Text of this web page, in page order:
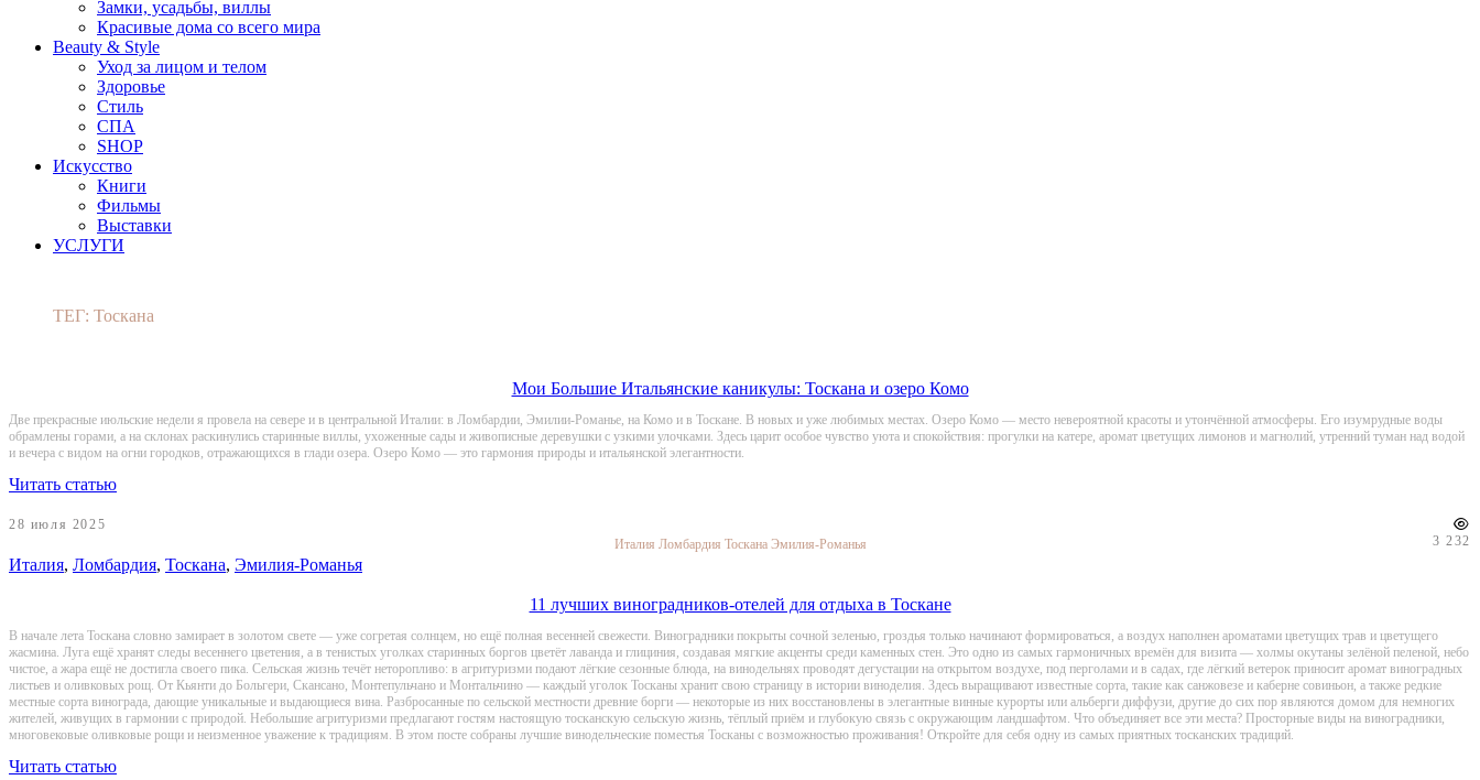
Замки, усадьбы, виллы
Красивые дома со всего мира
Beauty & Style
Уход за лицом и телом
Здоровье
Стиль
СПА
SHOP
Искусство
Книги
Фильмы
Выставки
УСЛУГИ
ТЕГ: Тоскана
Мои Большие Итальянские каникулы: Тоскана и озеро Комо
Две прекрасные июльские недели я провела на севере и в центральной Италии: в Ломбардии, Эмилии-Романье, на Комо и в Тоскане. В новых и уже любимых местах. Озеро Комо — место невероятной красоты и утончённой атмосферы. Его изумрудные воды
обрамлены горами, а на склонах раскинулись старинные виллы, ухоженные сады и живописные деревушки с узкими улочками. Здесь царит особое чувство уюта и спокойствия: прогулки на катере, аромат цветущих лимонов и магнолий, утренний туман над водой
и вечера с видом на огни городков, отражающихся в глади озера. Озеро Комо — это гармония природы и итальянской элегантности.
Читать статью
28 июля 2025
Италия Ломбардия Тоскана Эмилия-Романья 3 232
Италия, Ломбардия, Тоскана, Эмилия-Романья
11 лучших виноградников-отелей для отдыха в Тоскане
В начале лета Тоскана словно замирает в золотом свете — уже согретая солнцем, но ещё полная весенней свежести. Виноградники покрыты сочной зеленью, гроздья только начинают формироваться, а воздух наполнен ароматами цветущих трав и цветущего
жасмина. Луга ещё хранят следы весеннего цветения, а в тенистых уголках старинных боргов цветёт лаванда и глициния, создавая мягкие акценты среди каменных стен. Это одно из самых гармоничных времён для визита — холмы окутаны зелёной пеленой, небо
чистое, а жара ещё не достигла своего пика. Сельская жизнь течёт неторопливо: в агритуризми подают лёгкие сезонные блюда, на винодельнях проводят дегустации на открытом воздухе, под перголами и в садах, где лёгкий ветерок приносит аромат виноградных
листьев и оливковых рощ. От Кьянти до Больгери, Скансано, Монтепульчано и Монтальчино — каждый уголок Тосканы хранит свою страницу в истории виноделия. Здесь выращивают известные сорта, такие как санжовезе и каберне совиньон, а также редкие
местные сорта винограда, дающие уникальные и выдающиеся вина. Разбросанные по сельской местности древние борги — некоторые из них восстановлены в элегантные винные курорты или альберги диффузи, другие до сих пор являются домом для немногих
жителей, живущих в гармонии с природой. Небольшие агритуризми предлагают гостям настоящую тосканскую сельскую жизнь, тёплый приём и глубокую связь с окружающим ландшафтом. Что объединяет все эти места? Просторные виды на виноградники,
многовековые оливковые рощи и неизменное уважение к традициям. В этом посте собраны лучшие винодельческие поместья Тосканы с возможностью проживания! Откройте для себя одну из самых приятных тосканских традиций.
Читать статью